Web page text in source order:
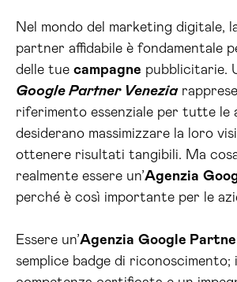
Nel mondo del marketing digitale,
partner affidabile è fondamentale
delle tue campagne pubblicitarie.
Google Partner Venezia
riferimento essenziale per tutte le
desiderano massimizzare la loro
ottenere risultati tangibili. Ma
realmente essere un’Agenzia
perché è così importante per le
Essere un’Agenzia Google
semplice badge di riconoscimento;